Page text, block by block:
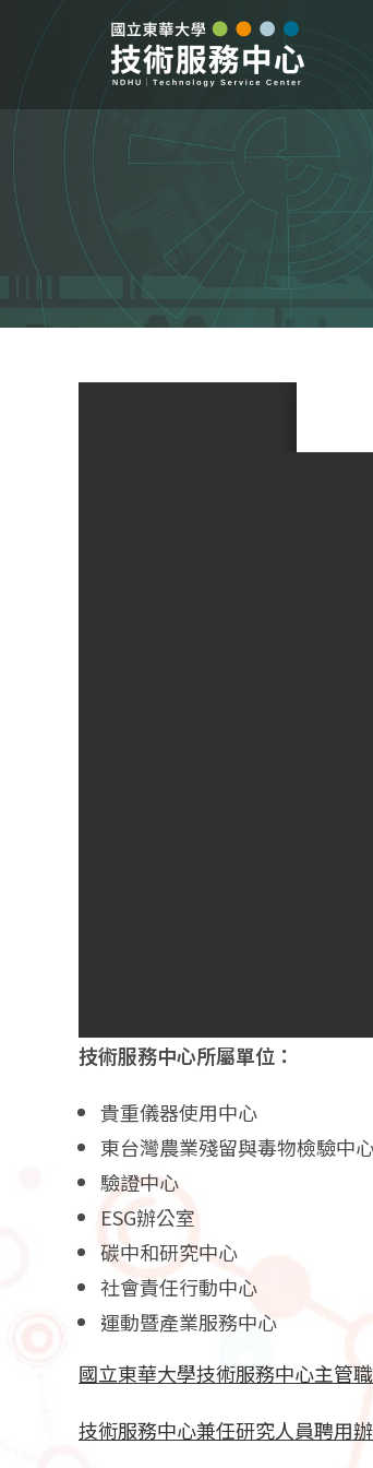
技術服務中心所屬單位：
貴重儀器使用中心
東台灣農業殘留與毒物檢驗中
驗證中心
ESG辦公室
碳中和研究中心
社會責任行動中心
運動暨產業服務中心
國立東華大學技術服務中心主管
技術服務中心兼任研究人員聘用